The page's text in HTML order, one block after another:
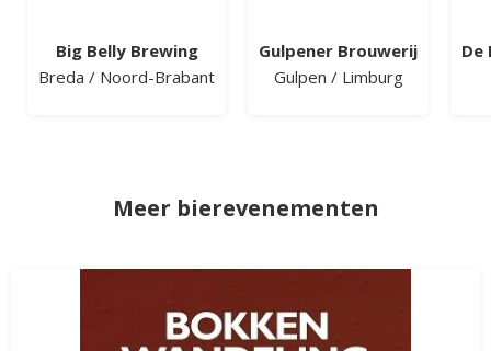
Big Belly Brewing
Breda / Noord-Brabant
Gulpener Brouwerij
Gulpen / Limburg
De
Meer bierevenementen